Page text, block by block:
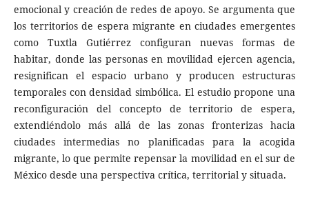
emocional y creación de redes de apoyo. Se argumenta que
los territorios de espera migrante en ciudades emergentes
como Tuxtla Gutiérrez configuran nuevas formas de
habitar, donde las personas en movilidad ejercen agencia,
resignifican el espacio urbano y producen estructuras
temporales con densidad simbólica. El estudio propone una
reconfiguración del concepto de territorio de espera,
extendiéndolo más allá de las zonas fronterizas hacia
ciudades intermedias no planificadas para la acogida
migrante, lo que permite repensar la movilidad en el sur de
México desde una perspectiva crítica, territorial y situada.